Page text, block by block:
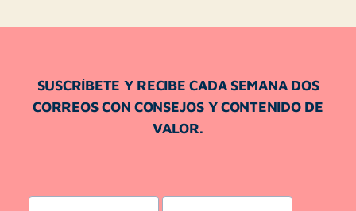
SUSCRÍBETE Y RECIBE CADA SEMANA DOS
CORREOS CON CONSEJOS Y CONTENIDO DE
VALOR.